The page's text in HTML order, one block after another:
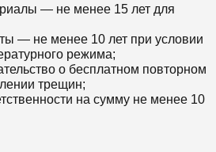
— не менее 15 лет для
— не менее 10 лет при условии
режима;
о бесплатном повторном
трещин;
на сумму не менее 10